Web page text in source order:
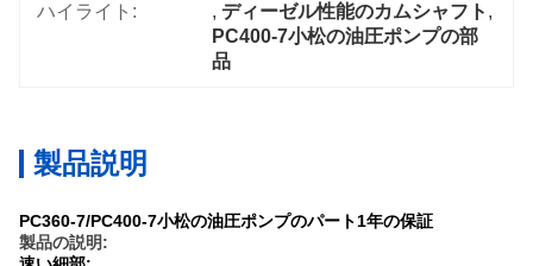
ハイライト:
, ディーゼル性能のカムシャフト
PC400-7小松の油圧ポンプの部
品
製品説明
PC360-7/PC400-7小松の油圧ポンプのパート1年の保証
製品の説明: